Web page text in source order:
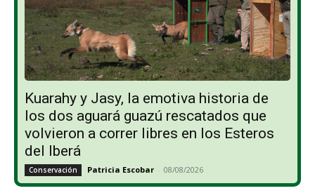
Kuarahy y Jasy, la emotiva historia de
los dos aguará guazú rescatados que
volvieron a correr libres en los Esteros
del Iberá
Conservación Patricia Escobar - 08/08/2026